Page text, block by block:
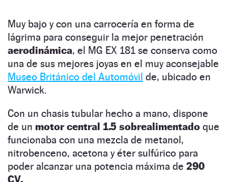
Muy bajo y con una carrocería en forma de
lágrima para conseguir la mejor penetración
aerodinámica, el MG EX 181 se conserva como
una de sus mejores joyas en el muy aconsejable
Museo Británico del Automóvil de, ubicado en
Warwick.
Con un chasis tubular hecho a mano, dispone
de un motor central 1.5 sobrealimentado que
funcionaba con una mezcla de metanol,
nitrobenceno, acetona y éter sulfúrico para
poder alcanzar una potencia máxima de 290
CV.